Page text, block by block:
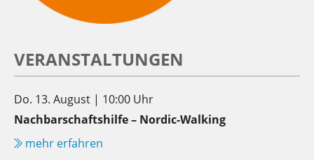
VERANSTALTUNGEN
Do. 13. August | 10:00 Uhr
Nachbarschaftshilfe – Nordic-Walking
mehr erfahren